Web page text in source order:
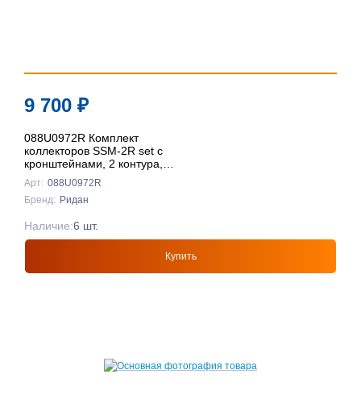
9 700 ₽
088U0972R Комплект
коллекторов SSM-2R set с
кронштейнами, 2 контура,
Ридан
Арт: 088U0972R
Бренд: Ридан
Купить
Наличие:6 шт.